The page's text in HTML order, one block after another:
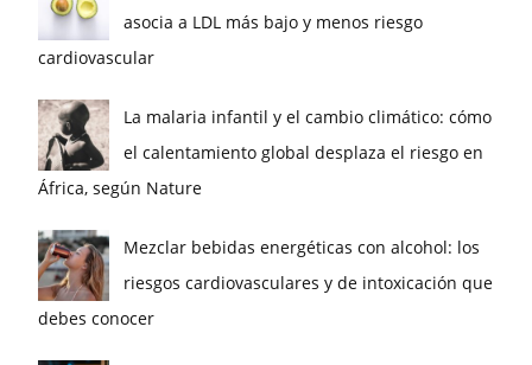
asocia a LDL más bajo y menos riesgo
cardiovascular
La malaria infantil y el cambio climático: cómo
el calentamiento global desplaza el riesgo en
África, según Nature
Mezclar bebidas energéticas con alcohol: los
riesgos cardiovasculares y de intoxicación que
debes conocer